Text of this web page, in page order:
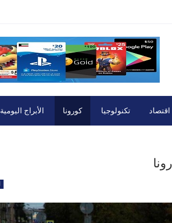
اقتصاد تكنولوجيا كورونا الأبراج اليومية